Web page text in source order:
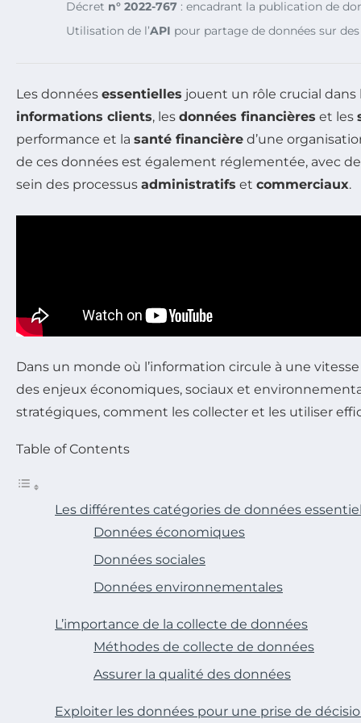
Décret n° 2022-767 : encadrant la publication de
Utilisation de l’API pour partage de données sur
Les données essentielles jouent un rôle crucial
informations clients, les données financières et les
performance et la santé financière d’une
de ces données est également réglementée, avec
sein des processus administratifs et commerciaux.
Dans un monde où l’information circule à une
des enjeux économiques, sociaux et
stratégiques, comment les collecter et les utiliser
Table of Contents
Les différentes catégories de données
Données économiques
Données sociales
Données environnementales
L’importance de la collecte de données
Méthodes de collecte de données
Assurer la qualité des données
Exploiter les données pour une prise de